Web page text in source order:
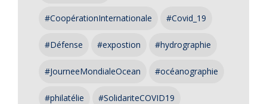
#CoopérationInternationale #Covid_19
#Défense #expostion #hydrographie
#JourneeMondialeOcean #océanographie
#philatélie #SolidariteCOVID19